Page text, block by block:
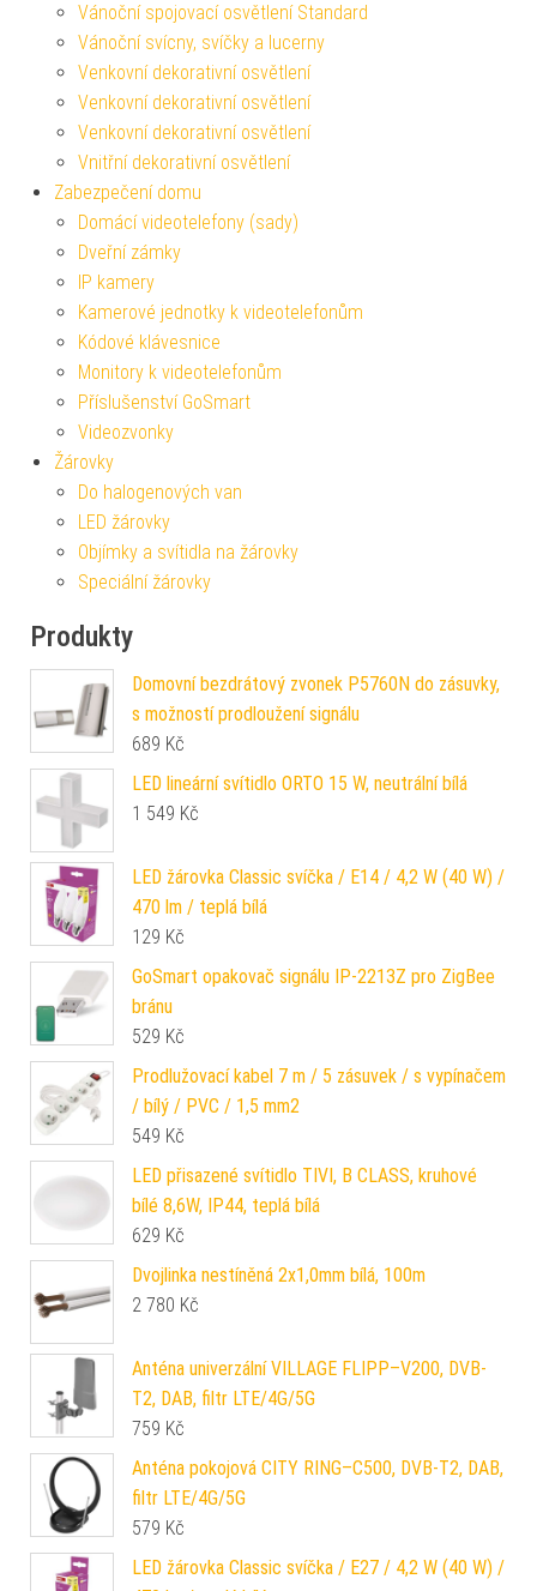
Vánoční spojovací osvětlení Standard
Vánoční svícny, svíčky a lucerny
Venkovní dekorativní osvětlení
Venkovní dekorativní osvětlení
Venkovní dekorativní osvětlení
Vnitřní dekorativní osvětlení
Zabezpečení domu
Domácí videotelefony (sady)
Dveřní zámky
IP kamery
Kamerové jednotky k videotelefonům
Kódové klávesnice
Monitory k videotelefonům
Příslušenství GoSmart
Videozvonky
Žárovky
Do halogenových van
LED žárovky
Objímky a svítidla na žárovky
Speciální žárovky
Produkty
Domovní bezdrátový zvonek P5760N do zásuvky,
s možností prodloužení signálu
689 Kč
LED lineární svítidlo ORTO 15 W, neutrální bílá
1 549 Kč
LED žárovka Classic svíčka / E14 / 4,2 W (40 W) /
470 lm / teplá bílá
129 Kč
GoSmart opakovač signálu IP-2213Z pro ZigBee
bránu
529 Kč
Prodlužovací kabel 7 m / 5 zásuvek / s vypínačem
/ bílý / PVC / 1,5 mm2
549 Kč
LED přisazené svítidlo TIVI, B CLASS, kruhové
bílé 8,6W, IP44, teplá bílá
629 Kč
Dvojlinka nestíněná 2x1,0mm bílá, 100m
2 780 Kč
Anténa univerzální VILLAGE FLIPP–V200, DVB-
T2, DAB, filtr LTE/4G/5G
759 Kč
Anténa pokojová CITY RING–C500, DVB-T2, DAB,
filtr LTE/4G/5G
579 Kč
LED žárovka Classic svíčka / E27 / 4,2 W (40 W) /